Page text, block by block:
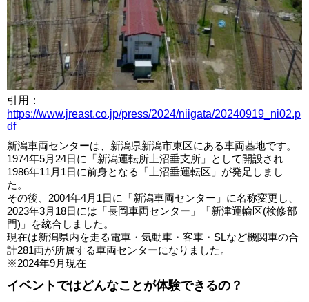
引用：
https://www.jreast.co.jp/press/2024/niigata/20240919_ni02.p
df
新潟車両センターは、新潟県新潟市東区にある車両基地です。
1974年5月24日に「新潟運転所上沼垂支所」として開設され
1986年11月1日に前身となる「上沼垂運転区」が発足しまし
た。
その後、2004年4月1日に「新潟車両センター」に名称変更し、
2023年3月18日には「長岡車両センター」「新津運輸区(検修部
門)」を統合しました。
現在は新潟県内を走る電車・気動車・客車・SLなど機関車の合
計281両が所属する車両センターになりました。
※2024年9月現在
イベントではどんなことが体験できるの？